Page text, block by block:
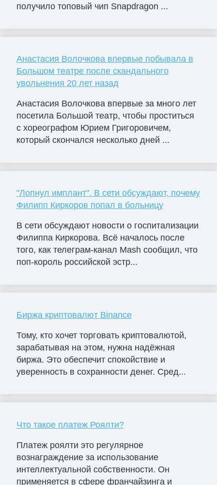
получило топовый чип Snapdragon ...
Анастасия Волочкова впервые побывала в
Большом театре после скандального
увольнения 20 лет назад
Анастасия Волочкова впервые за много лет
посетила Большой театр, чтобы проститься
с хореографом Юрием Григоровичем,
который скончался несколько дней ...
"Лопнул имплант". В сети обсуждают, почему
Филипп Киркоров попал в больницу
В сети обсуждают новости о госпитализации
Филиппа Киркорова. Всё началось после
того, как телеграм-канал Mash сообщил, что
поп-король российской эстр...
Биржа криптовалют Binance
Тому, кто хочет торговать криптовалютой,
зарабатывая на этом, нужна надёжная
биржа. Это обеспечит спокойствие и
уверенность в сохранности денег. Сред...
Что такое платеж Роялти?
Платеж роялти это регулярное
вознаграждение за использование
интеллектуальной собственности. Он
применяется в сфере франчайзинга и